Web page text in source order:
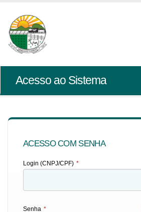
Acesso ao Sistema
ACESSO COM SENHA
Login (CNPJ/CPF) *
Senha *